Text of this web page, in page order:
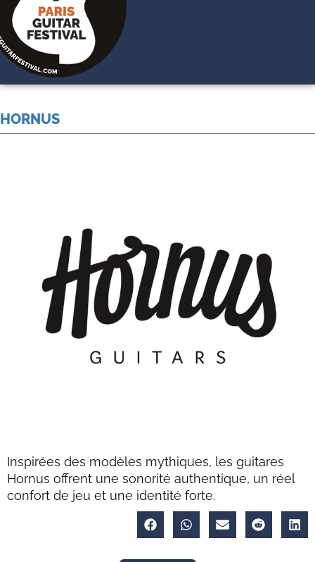
HORNUS
Inspirées des modèles mythiques, les guitares
Hornus offrent une sonorité authentique, un réel
confort de jeu et une identité forte.